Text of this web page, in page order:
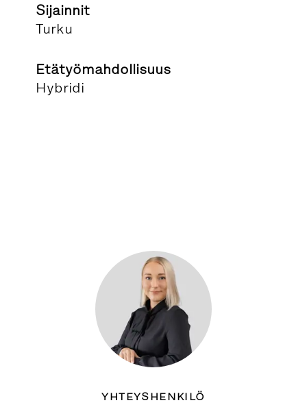
Sijainnit
Turku
Etätyömahdollisuus
Hybridi
YHTEYSHENKILÖ